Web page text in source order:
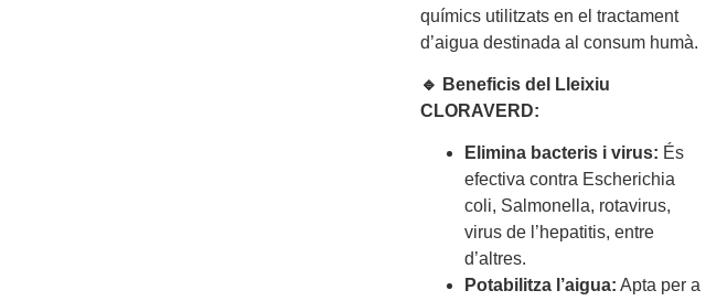
químics utilitzats en el tractament
d’aigua destinada al consum humà.
🔹 Beneficis del Lleixiu
CLORAVERD:
Elimina bacteris i virus: És
efectiva contra Escherichia
coli, Salmonella, rotavirus,
virus de l’hepatitis, entre
d’altres.
Potabilitza l’aigua: Apta per a